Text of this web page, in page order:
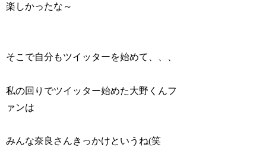
楽しかったな～
そこで自分もツイッターを始めて、、、
私の回りでツイッター始めた大野くんフ
ァンは
みんな奈良さんきっかけというね(笑